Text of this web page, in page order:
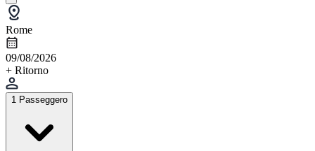
Rome
09/08/2026
+ Ritorno
1 Passeggero